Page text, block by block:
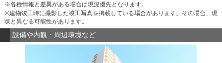
※各種情報と差異がある場合は現況優先となります。
※建物竣工時に撮影した竣工写真を掲載している場合があります。その場合、現
状と異なる可能性があります。
設備や内観・周辺環境など